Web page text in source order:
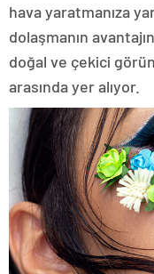
hava yaratmanıza
dolaşmanın
doğal ve çekici
arasında yer alıyor.